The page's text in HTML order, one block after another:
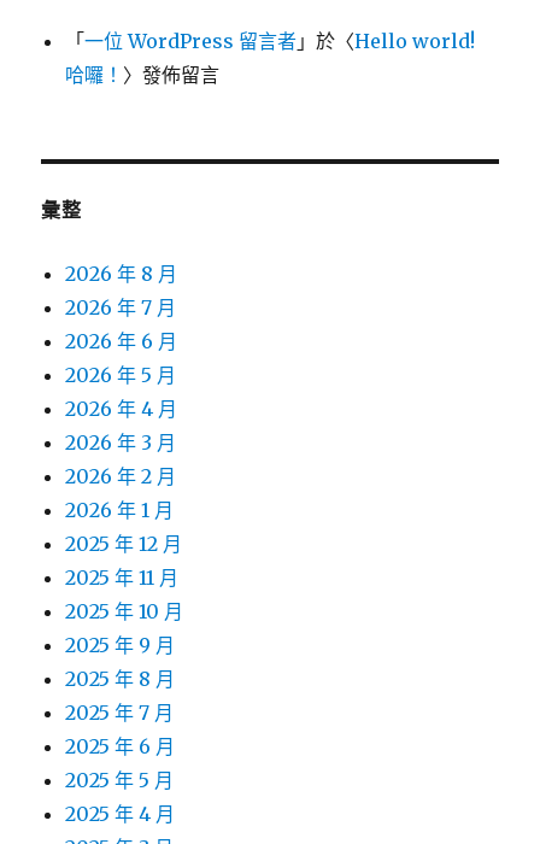
「一位 WordPress 留言者 」於〈Hello world!
哈囉！ 〉發佈留言
彙整
2026 年 8 月
2026 年 7 月
2026 年 6 月
2026 年 5 月
2026 年 4 月
2026 年 3 月
2026 年 2 月
2026 年 1 月
2025 年 12 月
2025 年 11 月
2025 年 10 月
2025 年 9 月
2025 年 8 月
2025 年 7 月
2025 年 6 月
2025 年 5 月
2025 年 4 月